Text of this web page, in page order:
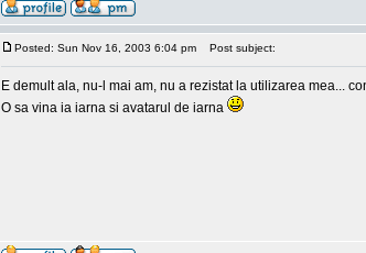
Posted: Sun Nov 16, 2003 6:04 pm Post subject:
E demult ala, nu-l mai am, nu a rezistat la utilizarea mea...
O sa vina ia iarna si avatarul de iarna